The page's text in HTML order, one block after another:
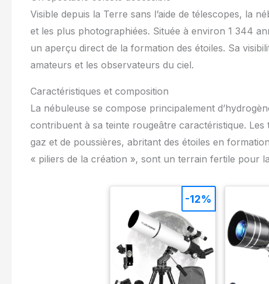
Visible depuis la Terre sans l’aide de télescopes, la
et les plus photographiées. Située à environ 1 344
un aperçu direct de la formation des étoiles. Sa
amateurs et les observateurs du ciel.
Caractéristiques et composition
La nébuleuse se compose principalement
contribuent à sa teinte rougeâtre caractéristique.
gaz et de poussières, abritant des étoiles en
« piliers de la création », sont un terrain fertile pour la
-12%